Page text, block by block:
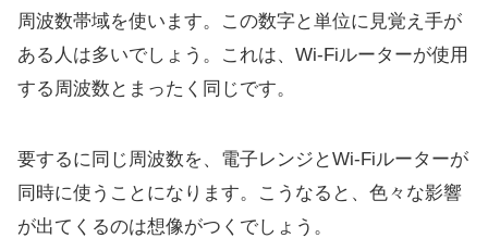
周波数帯域を使います。この数字と単位に見覚え手が
ある人は多いでしょう。これは、Wi-Fiルーターが使用
する周波数とまったく同じです。
要するに同じ周波数を、電子レンジとWi-Fiルーターが
同時に使うことになります。こうなると、色々な影響
が出てくるのは想像がつくでしょう。